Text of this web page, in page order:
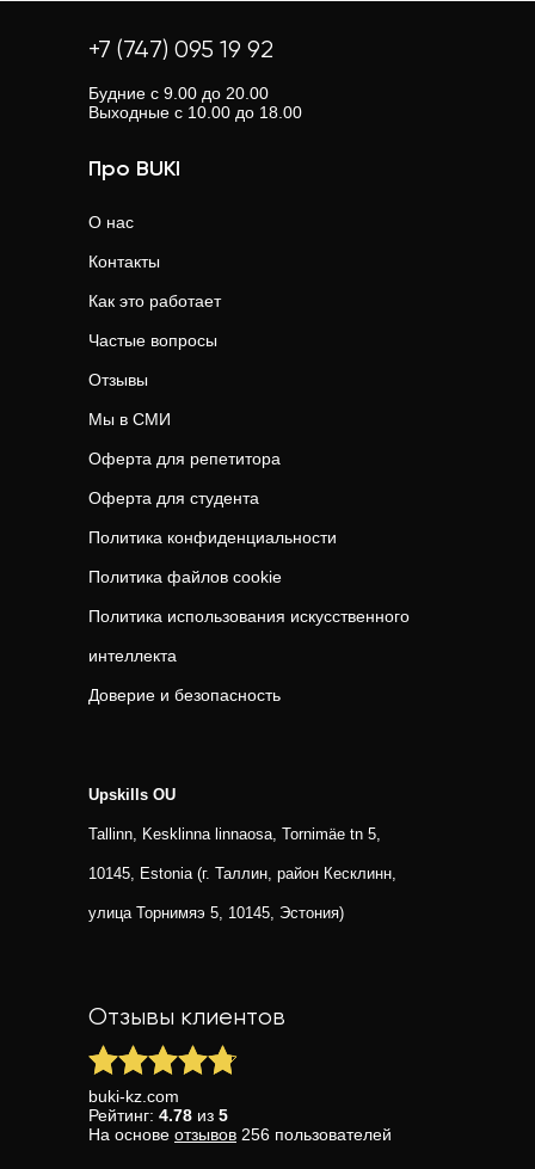
+7 (747) 095 19 92
Будние с 9.00 до 20.00
Выходные с 10.00 до 18.00
Про BUKI
О нас
Контакты
Как это работает
Частые вопросы
Отзывы
Мы в СМИ
Оферта для репетитора
Оферта для студента
Политика конфиденциальности
Политика файлов cookie
Политика использования искусственного
интеллекта
Доверие и безопасность
Upskills OU
Tallinn, Kesklinna linnaosa, Tornimäe tn 5,
10145, Estonia (г. Таллин, район Кесклинн,
улица Торнимяэ 5, 10145, Эстония)
Отзывы клиентов
buki-kz.com
Рейтинг: 4.78 из 5
На основе отзывов 256 пользователей